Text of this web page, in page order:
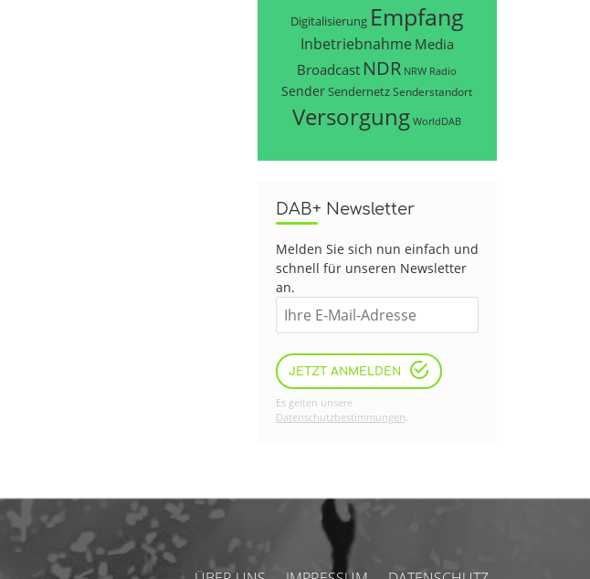
Digitalisierung Empfang
Inbetriebnahme Media
Broadcast NDR NRW Radio
SenderSendernetzSenderstandort
Versorgung WorldDAB
DAB+ Newsletter
Melden Sie sich nun einfach und
schnell für unseren Newsletter
an.
JETZT ANMELDEN
Es gelten unsere
Datenschutzbestimmungen.